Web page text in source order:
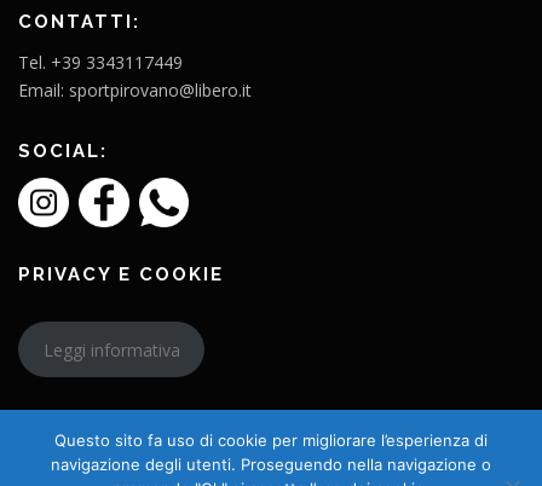
CONTATTI:
Tel. +39 3343117449
Email: sportpirovano@libero.it
SOCIAL:
PRIVACY E COOKIE
Leggi informativa
Questo sito fa uso di cookie per migliorare l’esperienza di
navigazione degli utenti. Proseguendo nella navigazione o